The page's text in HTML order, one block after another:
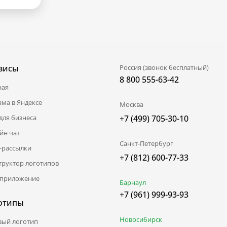
в Яндексе
бизнеса
чат
рассылки
логотипов
логотип
Россия (звонок бесплатный)
8 800 555-63-42
Москва
+7 (499) 705-30-10
Санкт-Петербург
+7 (812) 600-77-33
Барнаул
+7 (961) 999-93-93
Новосибирск